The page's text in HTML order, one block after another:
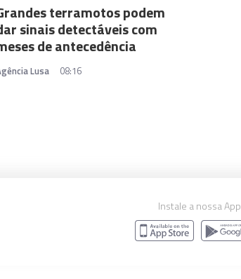
terramotos podem
sinais detectáveis com
de antecedência
Lusa 08:16
Instale a nossa App